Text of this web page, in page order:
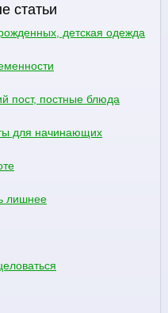
статьи
детская одежда
пост, постные блюда
для начинающих
лишнее